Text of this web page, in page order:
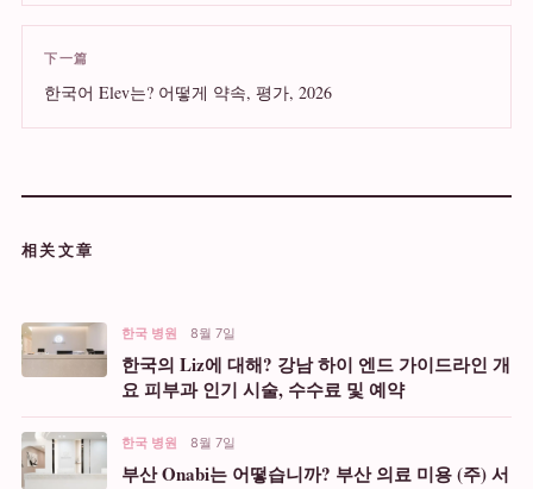
下一篇
한국어 Elev는? 어떻게 약속, 평가, 2026
相关文章
한국 병원 8월 7일
한국의 Liz에 대해? 강남 하이 엔드 가이드라인 개
요 피부과 인기 시술, 수수료 및 예약
한국 병원 8월 7일
부산 Onabi는 어떻습니까? 부산 의료 미용 (주) 서